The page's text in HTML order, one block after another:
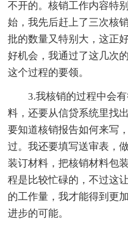
不开的。核销工作内容特
始，我先后赶上了三次核
批的数量又特别大，这正
好机会，我通过了这几次
这个过程的要领。
3.我核销的过程中会
料，还要从信贷系统里找
要知道核销报告如何来写
过。我还要填写送审表，
装订材料，把核销材料包
程是比较忙碌的，不过这
的工作量，我才能得到更
进步的可能。